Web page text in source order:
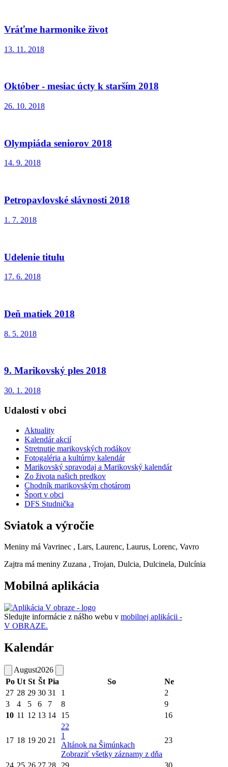
Vráťme harmonike život
13. 11. 2018
Október - mesiac úcty k starším 2018
26. 10. 2018
Olympiáda seniorov 2018
14. 9. 2018
Petropavlovské slávnosti 2018
1. 7. 2018
Udelenie titulu
17. 6. 2018
Deň matiek 2018
8. 5. 2018
9. Marikovský ples 2018
30. 1. 2018
Udalosti v obci
Aktuality
Kalendár akcií
Stretnutie marikovských rodákov
Fotogaléria a kultúrny kalendár
Marikovský spravodaj a Marikovský kalendár
Zo života našich predkov
Chodník marikovským chotárom
Šport v obci
DFS Studnička
Sviatok a výročie
Meniny má Vavrinec , Lars, Laurenc, Laurus, Lorenc, Vavro
Zajtra má meniny Zuzana , Trojan, Dulcia, Dulcinela, Dulcínia
Mobilná aplikácia
Sledujte informácie z nášho webu v mobilnej aplikácii -
V OBRAZE.
Kalendár
August2026
Po Ut St Št Pia So
Ne
27 28 29 30 31 1
2
3
4 5 6 7 8
9
10 11 12 13 14 15 16
17 18 19 20 21
22
1
Altánok na Šimúnkach
Zobraziť všetky záznamy z dňa
23
24 25 26 27 28 29 30